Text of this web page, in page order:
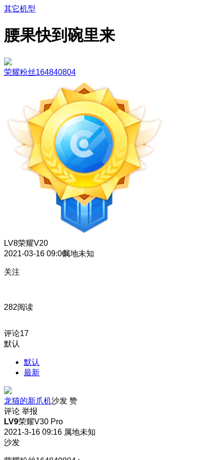
其它机型
腰果快到碗里来
荣耀粉丝164840804
LV8荣耀V20
2021-03-16 09:06属地未知
关注
282阅读
评论17
默认
默认
最新
龙猫的新爪机沙发 赞
评论 举报
LV9荣耀V30 Pro
2021-3-16 09:16 属地未知
沙发